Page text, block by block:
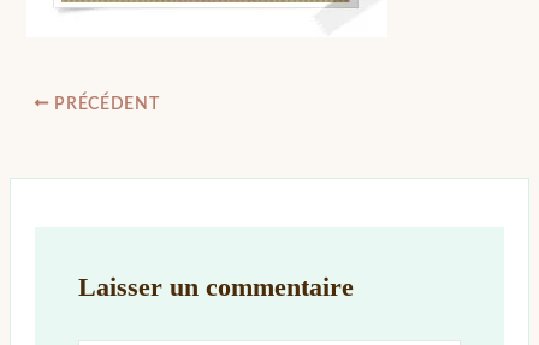
PRÉCÉDENT
Laisser un commentaire